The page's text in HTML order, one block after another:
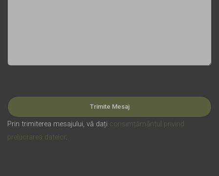
Prin trimiterea mesajului, vă dați consimțământul privind
prelucrarea datelor.